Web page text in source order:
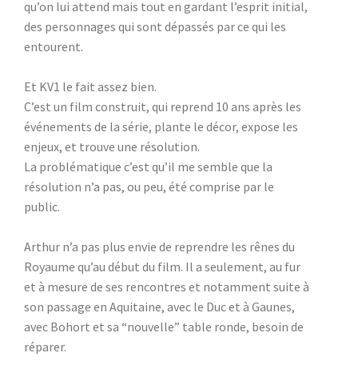
qu’on lui attend mais tout en gardant l’esprit initial,
des personnages qui sont dépassés par ce qui les
entourent.
Et KV1 le fait assez bien.
C’est un film construit, qui reprend 10 ans après les
événements de la série, plante le décor, expose les
enjeux, et trouve une résolution.
La problématique c’est qu’il me semble que la
résolution n’a pas, ou peu, été comprise par le
public.
Arthur n’a pas plus envie de reprendre les rênes du
Royaume qu’au début du film. Il a seulement, au fur
et à mesure de ses rencontres et notamment suite à
son passage en Aquitaine, avec le Duc et à Gaunes,
avec Bohort et sa “nouvelle” table ronde, besoin de
réparer.